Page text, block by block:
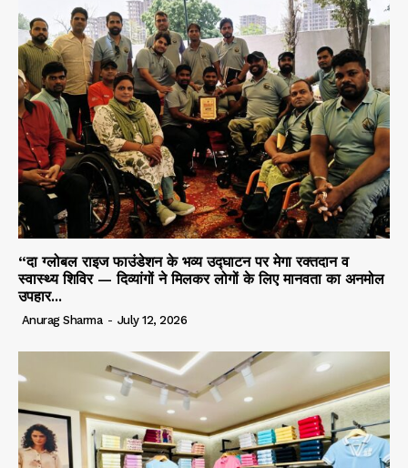
“दा ग्लोबल राइज फाउंडेशन के भव्य उद्घाटन पर मेगा रक्तदान व
स्वास्थ्य शिविर — दिव्यांगों ने मिलकर लोगों के लिए मानवता का अनमोल
उपहार...
Anurag Sharma - July 12, 2026